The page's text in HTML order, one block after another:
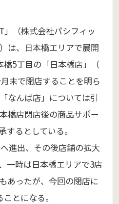
」（株式会社パシフィッ
は、日本橋エリアで展開
5丁目の「日本橋店」（
末で閉店することを明ら
なんば店」については引
橋店閉店後の商品サポー
するとしている。
進出、その後店舗の拡大
一時は日本橋エリアで3店
あったが、今回の閉店に
とになる。